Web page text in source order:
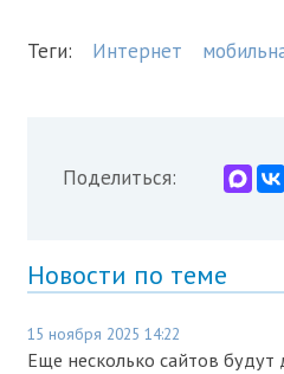
Теги: Интернет
Поделиться:
Новости по теме
15 ноября 2025 14:22
Еще несколько сайтов